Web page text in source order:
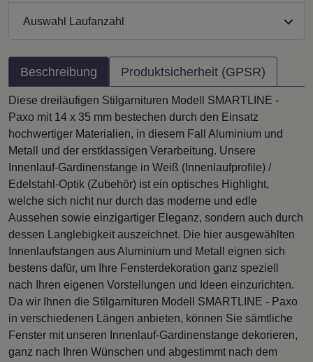
Auswahl Laufanzahl
Beschreibung Produktsicherheit (GPSR)
Diese dreiläufigen Stilgarnituren Modell SMARTLINE -
Paxo mit 14 x 35 mm bestechen durch den Einsatz
hochwertiger Materialien, in diesem Fall Aluminium und
Metall und der erstklassigen Verarbeitung. Unsere
Innenlauf-Gardinenstange in Weiß (Innenlaufprofile) /
Edelstahl-Optik (Zubehör) ist ein optisches Highlight,
welche sich nicht nur durch das moderne und edle
Aussehen sowie einzigartiger Eleganz, sondern auch durch
dessen Langlebigkeit auszeichnet. Die hier ausgewählten
Innenlaufstangen aus Aluminium und Metall eignen sich
bestens dafür, um Ihre Fensterdekoration ganz speziell
nach Ihren eigenen Vorstellungen und Ideen einzurichten.
Da wir Ihnen die Stilgarnituren Modell SMARTLINE - Paxo
in verschiedenen Längen anbieten, können Sie sämtliche
Fenster mit unseren Innenlauf-Gardinenstange dekorieren,
ganz nach Ihren Wünschen und abgestimmt nach dem